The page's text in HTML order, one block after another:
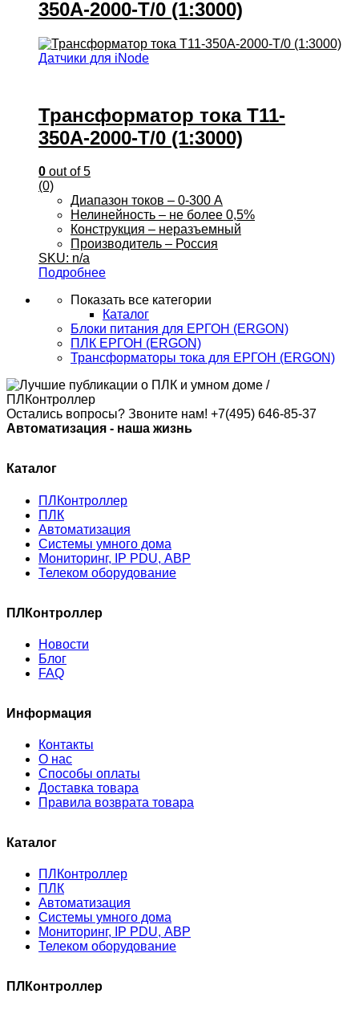
350А-2000-Т/0 (1:3000)
Датчики для iNode
Трансформатор тока Т11-
350А-2000-Т/0 (1:3000)
0 out of 5
(0)
Диапазон токов – 0-300 А
Нелинейность – не более 0,5%
Конструкция – неразъемный
Производитель – Россия
SKU: n/a
Подробнее
Показать все категории
Каталог
Блоки питания для ЕРГОН (ERGON)
ПЛК ЕРГОН (ERGON)
Трансформаторы тока для ЕРГОН (ERGON)
Остались вопросы? Звоните нам! +7(495) 646-85-37
Автоматизация - наша жизнь
Каталог
ПЛКонтроллер
ПЛК
Автоматизация
Системы умного дома
Мониторинг, IP PDU, АВР
Телеком оборудование
ПЛКонтроллер
Новости
Блог
FAQ
Информация
Контакты
О нас
Способы оплаты
Доставка товара
Правила возврата товара
Каталог
ПЛКонтроллер
ПЛК
Автоматизация
Системы умного дома
Мониторинг, IP PDU, АВР
Телеком оборудование
ПЛКонтроллер